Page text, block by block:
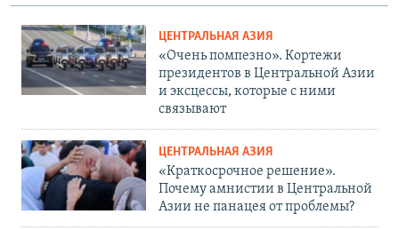
ЦЕНТРАЛЬНАЯ АЗИЯ
«Очень помпезно». Кортежи
президентов в Центральной Азии
и эксцессы, которые с ними
связывают
ЦЕНТРАЛЬНАЯ АЗИЯ
«Краткосрочное решение».
Почему амнистии в Центральной
Азии не панацея от проблемы?